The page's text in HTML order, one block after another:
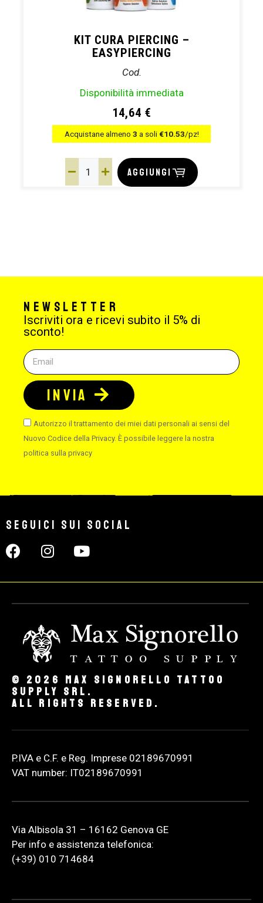
KIT CURA PIERCING –
EASYPIERCING
Cod.
Disponibilità immediata
14,64 €
Acquistane almeno 3 a soli€10.53/pz!
AGGIUNGI
Newsletter
Iscriviti ora e ricevi subito il 5% di
sconto!
Autorizzo il trattamento dei miei dati personali ai sensi del
Nuovo Codice della Privacy. È possibile leggere la nostra
politica sulla privacy
INVIA
Seguici sui social
© 2026 Max Signorello Tattoo
supply srl.
All rights reserved.
P.IVA e C.F. e Reg. Imprese 02189670991
VAT number: IT02189670991
Via Albisola 31 – 16162 Genova GE
Per info e assistenza telefonica:
(+39) 010 714684